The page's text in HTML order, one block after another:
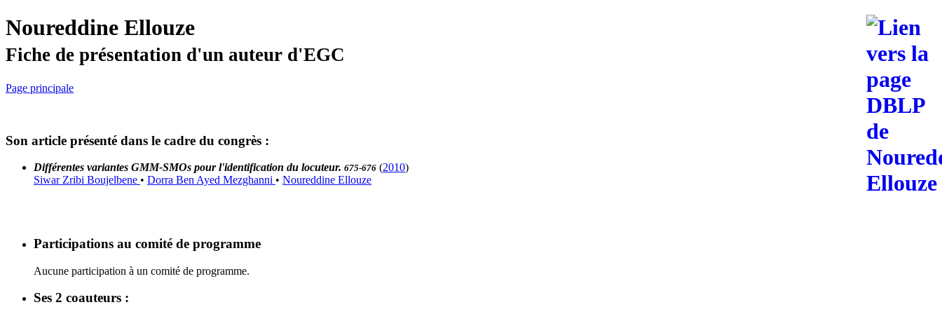
Noureddine Ellouze
Fiche de présentation d'un auteur d'EGC
Page principale
Son article présenté dans le cadre du congrès :
Différentes variantes GMM-SMOs pour l'identification du locuteur. 675-676 (2010)
Siwar Zribi Boujelbene • Dorra Ben Ayed Mezghanni • Noureddine Ellouze
Participations au comité de programme
Aucune participation à un comité de programme.
Ses 2 coauteurs :